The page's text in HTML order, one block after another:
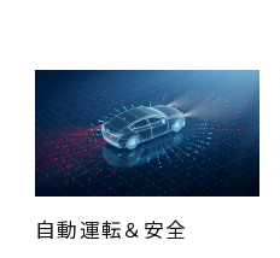
自動運転＆安全